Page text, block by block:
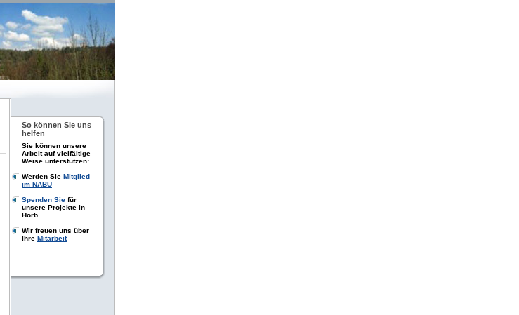
So können Sie uns
helfen
Sie können unsere
Arbeit auf vielfältige
Weise unterstützen:
Werden Sie Mitglied
im NABU
Spenden Sie für
unsere Projekte in
Horb
Wir freuen uns über
Ihre Mitarbeit